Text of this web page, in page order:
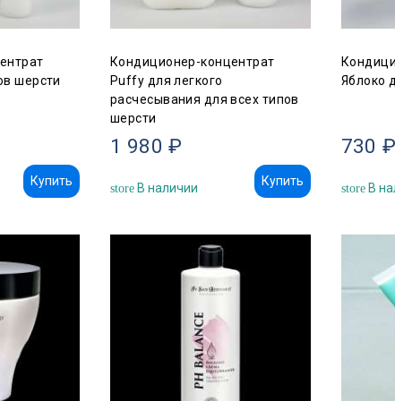
шерсти
Купить
Кондиционер-концентрат
Puffy для легкого
расчесывания для всех типов
шерсти
1 980 ₽
store В наличии Купить
Яблоко
730 ₽
store В